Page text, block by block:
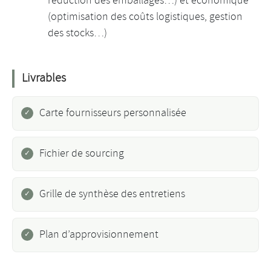
(optimisation des coûts logistiques, gestion
des stocks…)
Livrables
Carte fournisseurs personnalisée
Fichier de sourcing
Grille de synthèse des entretiens
Plan d’approvisionnement